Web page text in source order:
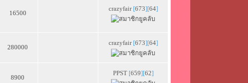
16500
crazyfair [673][64]
280000
crazyfair [673][64]
8900
PPST [659][62]